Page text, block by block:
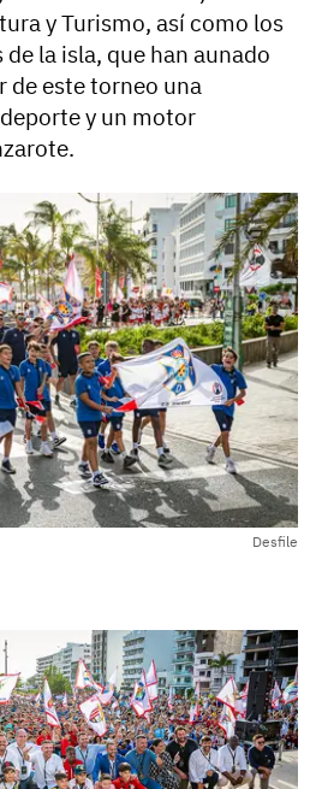
y Turismo, así como los
la isla, que han aunado
de este torneo una
y un motor
Desfile